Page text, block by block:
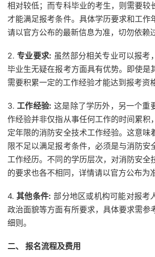
相对较低；而专科毕业的考生，则需要较
才能满足报考条件。具体学历要求和工作
请以官方公布的最新信息为准，切勿依赖
2. 专业要求: 虽然部分相关专业可以报考
毕业生无疑在报考方面具有优势。即使是
需要积累一定的工作经验才能达到报考资格
3.工作经验: 这是除了学历外，另一个重
作经验并非仅指从事任何工作的时间累积
定年限的消防安全技术工作经验。这意味
限不足以满足报考条件，必须是与消防安
工作经历。不同的学历层次，对消防安全
的要求也各不相同，详情请以官方公布为准
4.其他条件: 部分地区或机构可能对报考
政治面貌等方面有所要求，具体要求需参
细则。
二、 报名流程及费用